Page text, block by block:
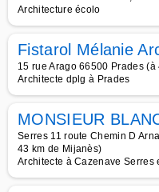
Architecture écolo
Fistarol Mélanie
15 rue Arago 66500 Prades
Architecte dplg à Prades
MONSIEUR
Serres 11 route Chemin D
43 km de Mijanès)
Architecte à Cazenave Serres